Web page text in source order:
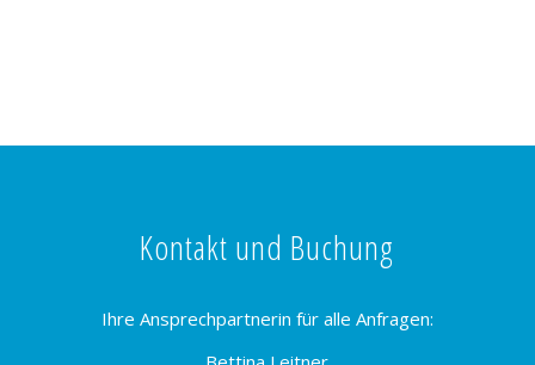
Kontakt und Buchung
Ihre Ansprechpartnerin für alle Anfragen: